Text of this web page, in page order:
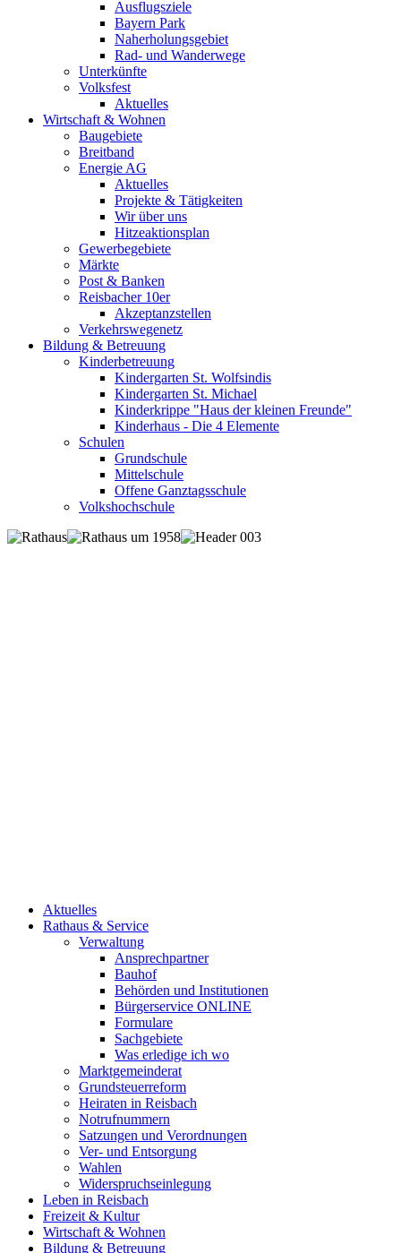
Ausflugsziele
Bayern Park
Naherholungsgebiet
Rad- und Wanderwege
Unterkünfte
Volksfest
Aktuelles
Wirtschaft & Wohnen
Baugebiete
Breitband
Energie AG
Aktuelles
Projekte & Tätigkeiten
Wir über uns
Hitzeaktionsplan
Gewerbegebiete
Märkte
Post & Banken
Reisbacher 10er
Akzeptanzstellen
Verkehrswegenetz
Bildung & Betreuung
Kinderbetreuung
Kindergarten St. Wolfsindis
Kindergarten St. Michael
Kinderkrippe "Haus der kleinen Freunde"
Kinderhaus - Die 4 Elemente
Schulen
Grundschule
Mittelschule
Offene Ganztagsschule
Volkshochschule
Aktuelles
Rathaus & Service
Verwaltung
Ansprechpartner
Bauhof
Behörden und Institutionen
Bürgerservice ONLINE
Formulare
Sachgebiete
Was erledige ich wo
Marktgemeinderat
Grundsteuerreform
Heiraten in Reisbach
Notrufnummern
Satzungen und Verordnungen
Ver- und Entsorgung
Wahlen
Widerspruchseinlegung
Leben in Reisbach
Freizeit & Kultur
Wirtschaft & Wohnen
Bildung & Betreuung